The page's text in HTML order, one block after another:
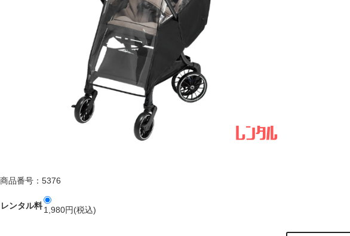
商品番号：5376
レンタル料1,980円(税込)